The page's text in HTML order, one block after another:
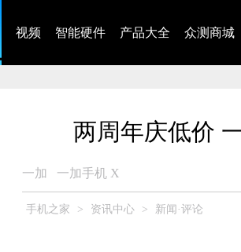
视频 智能硬件 产品大全 众测商城
两周年庆低价
一加 一加手机 X
手机之家 > 资讯中心 > 新闻·评论